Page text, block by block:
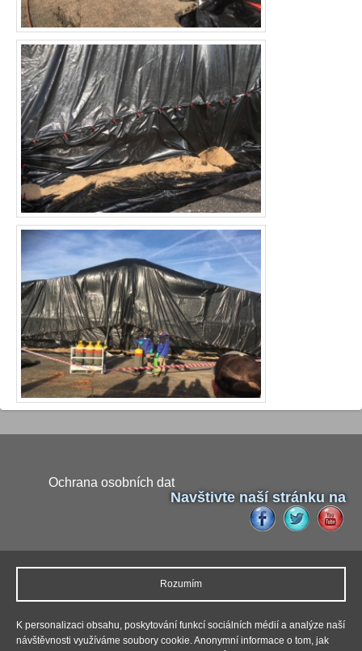
Ochrana osobních dat
Navštivte naší stránku na
výměna čelního skla,výměna autoskla,výměna zadního skla,
oprava autoskla,lepení prasklin čelního sklaa to u všech typů
Rozumím
K personalizaci obsahu, poskytování funkcí sociálních médií a analýze naší
návštěvnosti využíváme soubory cookie. Anonymní informace o tom, jak